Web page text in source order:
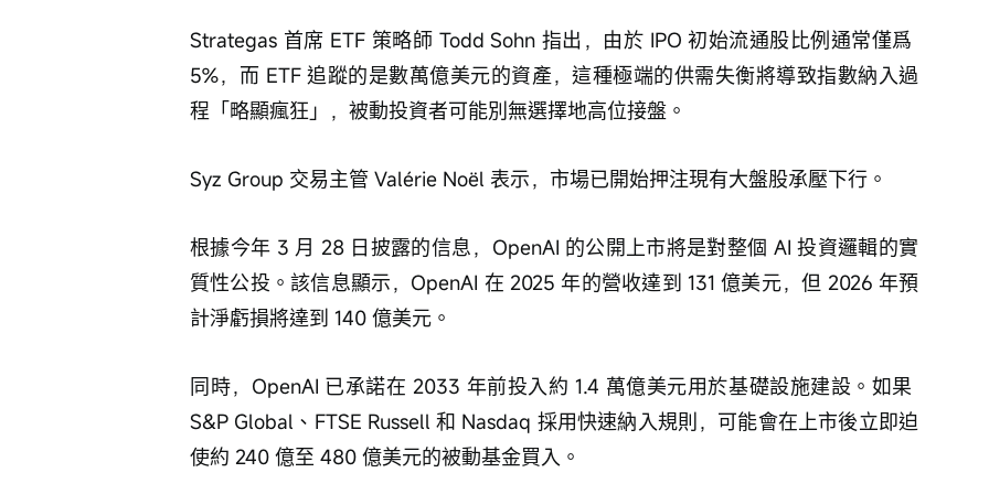
Strategas 首席 ETF 策略師 Todd Sohn 指出，由於 IPO 初始流通股比例通常僅爲
5%，而 ETF 追蹤的是數萬億美元的資產，這種極端的供需失衡將導致指數納入過
程「略顯瘋狂」，被動投資者可能別無選擇地高位接盤。
Syz Group 交易主管 Valérie Noël 表示，市場已開始押注現有大盤股承壓下行。
根據今年 3 月 28 日披露的信息，OpenAI 的公開上市將是對整個 AI 投資邏輯的實
質性公投。該信息顯示，OpenAI 在 2025 年的營收達到 131 億美元，但 2026 年預
計淨虧損將達到 140 億美元。
同時，OpenAI 已承諾在 2033 年前投入約 1.4 萬億美元用於基礎設施建設。如果
S&P Global、FTSE Russell 和 Nasdaq 採用快速納入規則，可能會在上市後立即迫
使約 240 億至 480 億美元的被動基金買入。